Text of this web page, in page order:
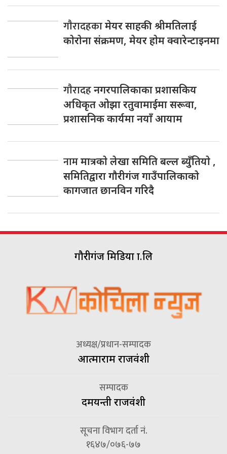
गाैरादहकामेयर साहकी श्रीमतिलाई
काेराेना संक्रमण, मेयर हाेम क्वारेन्टाइनमा
गाैरादहनगरपालिकाका प्रशासकिय
अधिकृत ओझा रतुवामाईमा सरूवा,
प्रशासनिक कार्यमा नयाँ आयाम
नाममात्रकाे लेखा समिति बल्ल ब्युँतियाे ,
समितिद्वारा गाैरीगंज गाउँपालिकाकाे
कागजात छानविन गरिदै
गौरीगंज मिडिया प्रा.लि
अध्यक्ष/प्रधान-सम्पादक
आत्माराम राजवंशी
सम्पादक
दमयन्ती राजवंशी
सूचना विभाग दर्ता नं.
१६४७/०७६-७७